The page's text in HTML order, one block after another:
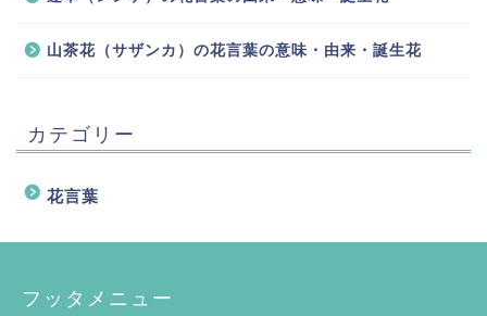
山茶花（サザンカ）の花言葉の意味・由来・誕生花
カテゴリー
花言葉
フッタメニュー